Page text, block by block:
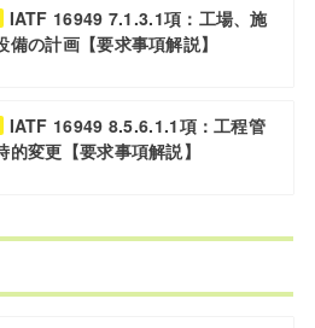
IATF 16949 7.1.3.1項：工場、施
備の計画【要求事項解説】
IATF 16949 8.5.6.1.1項：工程管
的変更【要求事項解説】